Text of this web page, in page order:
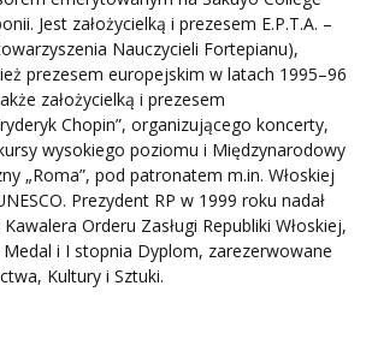
Jest założycielką i prezesem E.P.T.A. –
Nauczycieli Fortepianu),
prezesem europejskim w latach 1995–96
założycielką i prezesem
Chopin”, organizującego koncerty,
wysokiego poziomu i Międzynarodowy
„Roma”, pod patronatem m.in. Włoskiej
Prezydent RP w 1999 roku nadał
Orderu Zasługi Republiki Włoskiej,
i I stopnia Dyplom, zarezerwowane
Kultury i Sztuki.